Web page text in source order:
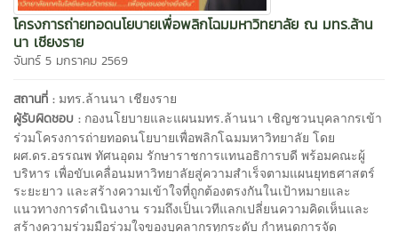
โครงการถ่ายทอดนโยบายเพื่อพลิกโฉมมหาวิทยาลัย ณ มทร.ล้าน
นา เชียงราย
จันทร์ 5 มกราคม 2569
สถานที่ : มทร.ล้านนา เชียงราย
ผู้รับผิดชอบ : กองนโยบายและแผนมทร.ล้านนา เชิญชวนบุคลากรเข้า
ร่วมโครงการถ่ายทอดนโยบายเพื่อพลิกโฉมมหาวิทยาลัย โดย
ผศ.ดร.อรรณพ ทัศนอุดม รักษาราชการแทนอธิการบดี พร้อมคณะผู้
บริหาร เพื่อขับเคลื่อนมหาวิทยาลัยสู่ความสำเร็จตามแผนยุทธศาสตร์
ระยะยาว และสร้างความเข้าใจที่ถูกต้องตรงกันในเป้าหมายและ
แนวทางการดำเนินงาน รวมถึงเป็นเวทีแลกเปลี่ยนความคิดเห็นและ
สร้างความร่วมมือร่วมใจของบุคลากรทุกระดับ กำหนดการจัด